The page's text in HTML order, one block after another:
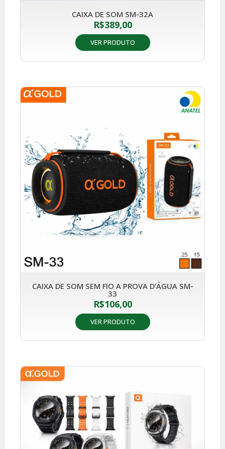
CAIXA DE SOM SM-32A
R$389,00
VER PRODUTO
CAIXA DE SOM SEM FIO A PROVA D’ÁGUA SM-
33
R$106,00
VER PRODUTO